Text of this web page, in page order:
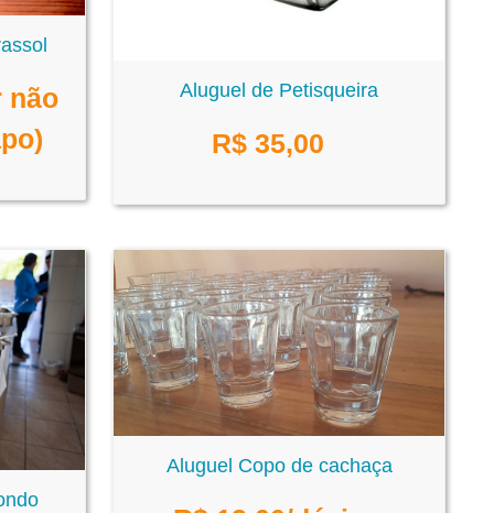
não
Aluguel de Petisqueira
R$ 35,00
Aluguel Copo de cachaça